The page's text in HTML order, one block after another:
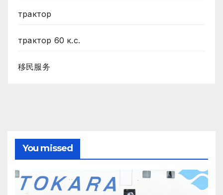
трактор
трактор 60 к.с.
移民服务
You missed